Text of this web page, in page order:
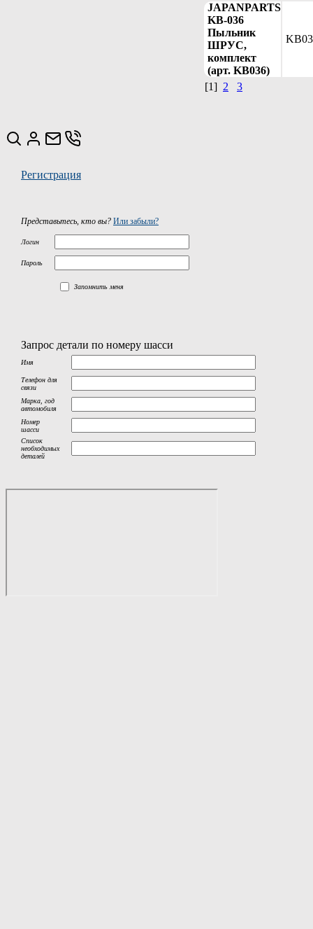
JAPANPARTS
KB-036
Пыльник
ШРУС,
комплект
(арт. KB036)
[1] 2 3
Регистрация
Представьтесь, кто вы? Или забыли?
Логин
Пароль
Запомнить меня
Запрос детали по номеру шасси
Имя
Телефон для
связи
Марка, год
автомобиля
Номер
шасси
Список
необходимых
деталей